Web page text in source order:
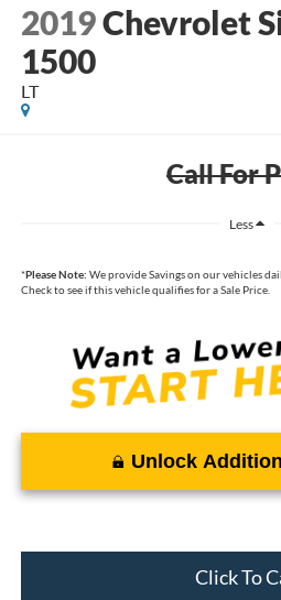
2019Chevrolet
1500
LT
Call For
Less
*Please Note: We provide Savings on our vehicles
Check to see if this vehicle qualifies for a Sale Price.
Unlock
Click To